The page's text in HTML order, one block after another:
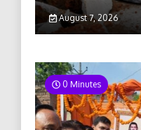
August 7, 2026
0 Minutes